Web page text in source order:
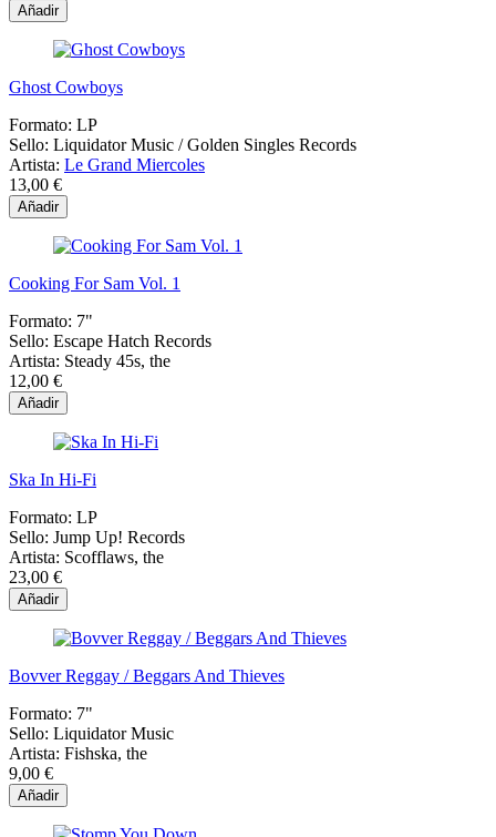
Añadir
Ghost Cowboys
Formato: LP
Sello: Liquidator Music / Golden Singles Records
Artista: Le Grand Miercoles
13,00 €
Añadir
Cooking For Sam Vol. 1
Formato: 7"
Sello: Escape Hatch Records
Artista: Steady 45s, the
12,00 €
Añadir
Ska In Hi-Fi
Formato: LP
Sello: Jump Up! Records
Artista: Scofflaws, the
23,00 €
Añadir
Bovver Reggay / Beggars And Thieves
Formato: 7"
Sello: Liquidator Music
Artista: Fishska, the
9,00 €
Añadir